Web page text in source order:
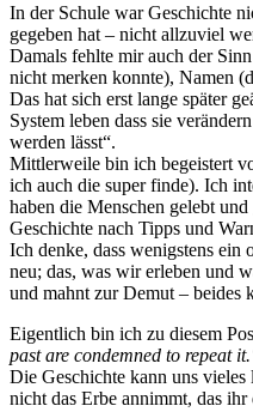
In der Schule war Geschichte
gegeben hat – nicht allzuviel
Damals fehlte mir auch der
nicht merken konnte), Namen
Das hat sich erst lange später
System leben dass sie
werden lässt“.
Mittlerweile bin ich begeistert
ich auch die super finde). Ich
haben die Menschen gelebt
Geschichte nach Tipps und
Ich denke, dass wenigstens
neu; das, was wir erleben und
und mahnt zur Demut – beides
Eigentlich bin ich zu diesem
past are condemned to repeat
Die Geschichte kann uns
nicht das Erbe annimmt, das